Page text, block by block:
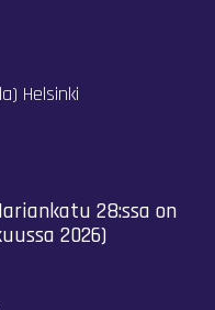
Helsinki
28:ssa on
2026)